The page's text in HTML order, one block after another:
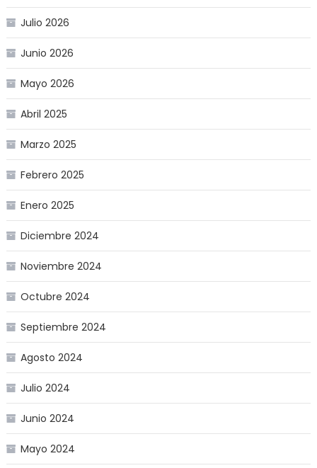
Julio 2026
Junio 2026
Mayo 2026
Abril 2025
Marzo 2025
Febrero 2025
Enero 2025
Diciembre 2024
Noviembre 2024
Octubre 2024
Septiembre 2024
Agosto 2024
Julio 2024
Junio 2024
Mayo 2024